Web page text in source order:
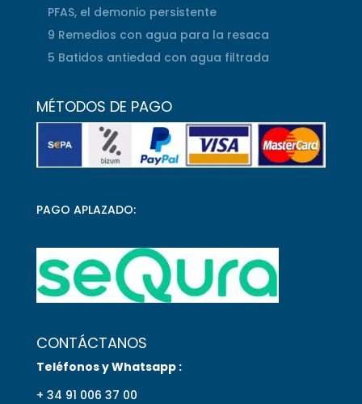
PFAS, el demonio persistente
9 Remedios con agua para la resaca
5 Batidos antiedad con agua filtrada
MÉTODOS DE PAGO
PAGO APLAZADO:
CONTÁCTANOS
Teléfonos y Whatsapp :
+ 34 91 006 37 00